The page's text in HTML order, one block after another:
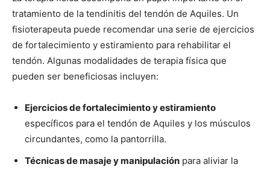
tratamiento de la tendinitis del tendón de Aquiles. Un
fisioterapeuta puede recomendar una serie de ejercicios
de fortalecimiento y estiramiento para rehabilitar el
tendón. Algunas modalidades de terapia física que
pueden ser beneficiosas incluyen:
Ejercicios de fortalecimiento y estiramiento
específicos para el tendón de Aquiles y los músculos
circundantes, como la pantorrilla.
Técnicas de masaje y manipulación para aliviar la